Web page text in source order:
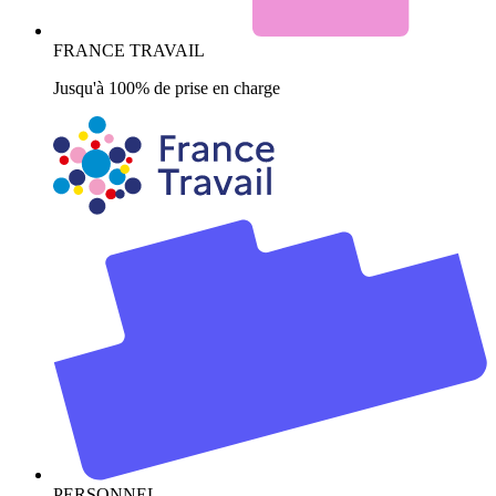
FRANCE TRAVAIL
Jusqu'à 100% de prise en charge